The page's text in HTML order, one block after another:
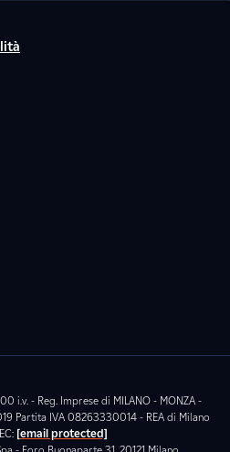
i.v. - Reg. Imprese di MILANO - MONZA -
Partita IVA 08263330014 - REA di Milano
[email protected]